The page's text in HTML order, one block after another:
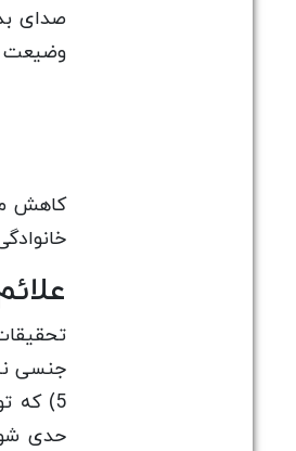
صدای
وضیعت
کاهش
5) که
حدی